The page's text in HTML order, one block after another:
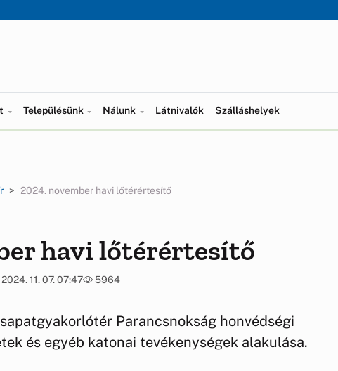
Településünk Nálunk Látnivalók Szálláshelyek
2024. november havi lőtérértesítő
havi lőtérértesítő
11. 07. 07:47 5964
Parancsnokság honvédségi
és egyéb katonai tevékenységek alakulása.